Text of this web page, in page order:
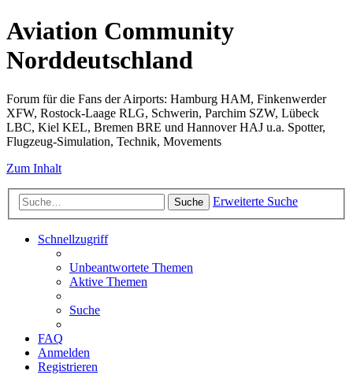
Aviation Community
Norddeutschland
Forum für die Fans der Airports: Hamburg HAM, Finkenwerder
XFW, Rostock-Laage RLG, Schwerin, Parchim SZW, Lübeck
LBC, Kiel KEL, Bremen BRE und Hannover HAJ u.a. Spotter,
Flugzeug-Simulation, Technik, Movements
Zum Inhalt
Suche Erweiterte Suche
Schnellzugriff
Unbeantwortete Themen
Aktive Themen
Suche
FAQ
Anmelden
Registrieren